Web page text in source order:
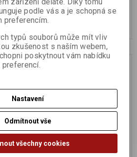
45 Kč
BIO
Na dotaz
Snackebrot sýrový 200g
podle vás a je schopná se
typů souborů může mít vliv
zkušenost s naším webem,
poskytnout vám nabídku
Nastavení
Odmítnout vše
všechny cookies